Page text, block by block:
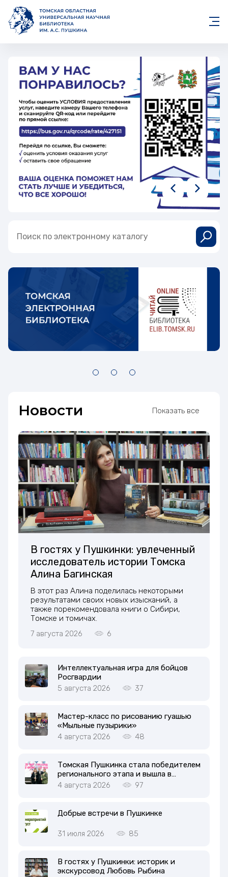
Томская областная
Новости Показать все
В гостях у Пушкинки: увлеченный
исследователь истории Томска
Алина Багинская
В этот раз Алина поделилась некоторыми
результатами своих новых изысканий, а
также порекомендовала книги о Сибири,
Томске и томичах.
7 августа 2026
6
Интеллектуальная игра для бойцов
Росгвардии
5 августа 2026
37
Мастер-класс по рисованию гуашью
«Мыльные пузырики»
4 августа 2026
48
Томская Пушкинка стала победителем
регионального этапа и вышла в
полуфинал Международной Премии
4 августа 2026 97
Добрые встречи в Пушкинке
31 июля 2026 85
В гостях у Пушкинки: историк и
экскурсовод Любовь Рыбина